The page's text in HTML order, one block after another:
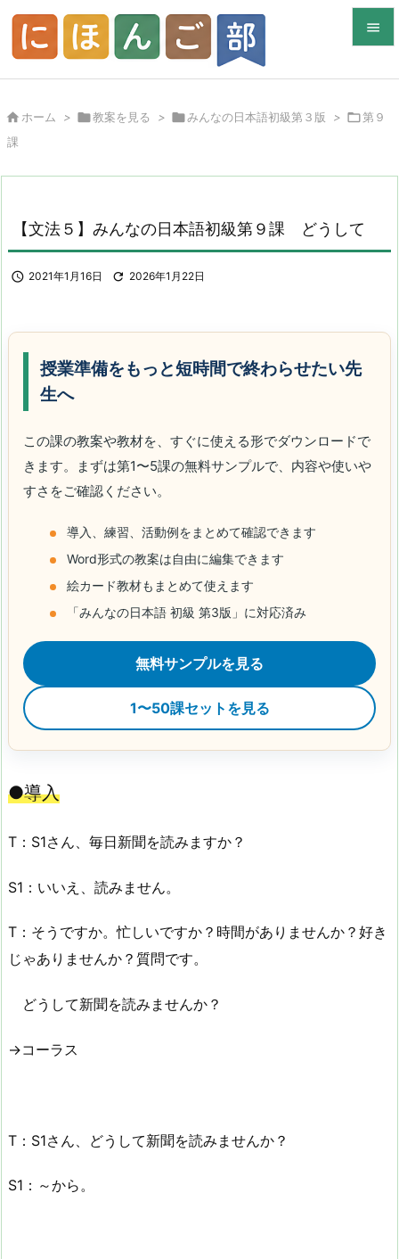

メニュ

前へ

 ホーム > 教案を見る > みんなの日本語初級第３版 > 第９
課
【文法５】みんなの日本語初級第９課 どうして
 2021年1月16日  2026年1月22日
授業準備をもっと短時間で終わらせたい先
生へ
この課の教案や教材を、すぐに使える形でダウンロードで
きます。まずは第1〜5課の無料サンプルで、内容や使いや
すさをご確認ください。
導入、練習、活動例をまとめて確認できます
Word形式の教案は自由に編集できます
絵カード教材もまとめて使えます
「みんなの日本語 初級 第3版」に対応済み
無料サンプルを見る
1〜50課セットを見る
●導入
T：S1さん、毎日新聞を読みますか？
S1：いいえ、読みません。
T：そうですか。忙しいですか？時間がありませんか？好き
じゃありませんか？質問です。
どうして新聞を読みませんか？
→コーラス
T：S1さん、どうして新聞を読みませんか？
S1：～から。